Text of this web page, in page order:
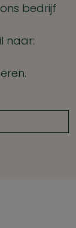
bedrijf
naar: